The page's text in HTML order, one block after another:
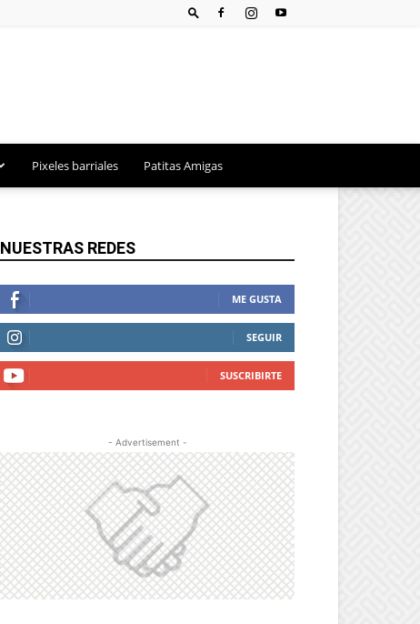
Pixeles barriales Patitas Amigas
NUESTRAS REDES
ME GUSTA
SEGUIR
SUSCRIBIRTE
- Advertisement -